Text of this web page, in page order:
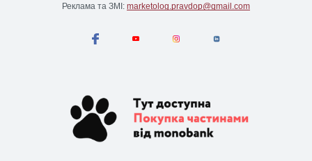
Реклама та ЗМІ: marketolog.pravdop@gmail.com